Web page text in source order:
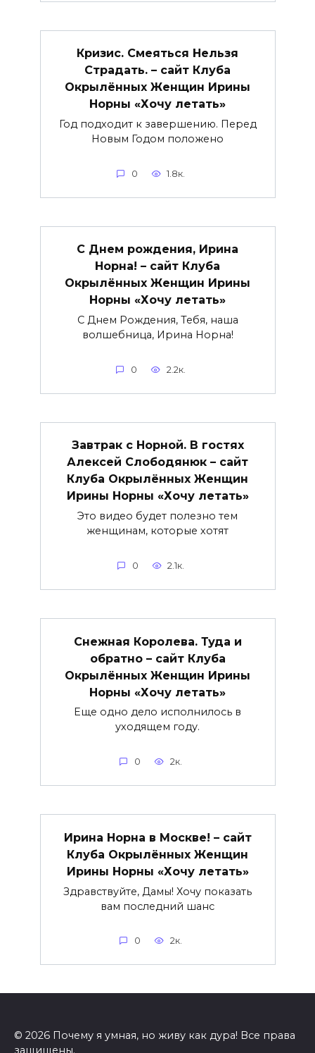
Кризис. Смеяться Нельзя
Страдать. – сайт Клуба
Окрылённых Женщин Ирины
Норны «Хочу летать»
Год подходит к завершению. Перед
Новым Годом положено
0 1.8к.
С Днем рождения, Ирина
Норна! – сайт Клуба
Окрылённых Женщин Ирины
Норны «Хочу летать»
С Днем Рождения, Тебя, наша
волшебница, Ирина Норна!
0 2.2к.
Завтрак с Норной. В гостях
Алексей Слободянюк – сайт
Клуба Окрылённых Женщин
Ирины Норны «Хочу летать»
Это видео будет полезно тем
женщинам, которые хотят
0 2.1к.
Снежная Королева. Туда и
обратно – сайт Клуба
Окрылённых Женщин Ирины
Норны «Хочу летать»
Еще одно дело исполнилось в
уходящем году.
0 2к.
Ирина Норна в Москве! – сайт
Клуба Окрылённых Женщин
Ирины Норны «Хочу летать»
Здравствуйте, Дамы! Хочу показать
вам последний шанс
0 2к.
© 2026 Почему я умная, но живу как дура! Все права
защищены.